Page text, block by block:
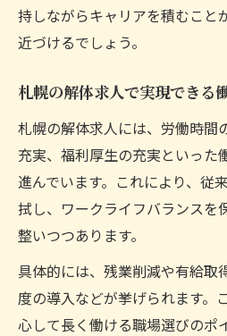
持しながらキャリアを積むこと
近づけるでしょう。
札幌の解体求人で実現できる
札幌の解体求人には、労働時間
充実、福利厚生の充実といった
進んでいます。これにより、従
拭し、ワークライフバランスを
整いつつあります。
具体的には、残業削減や有給取
度の導入などが挙げられます。
心して長く働ける職場選びのポ